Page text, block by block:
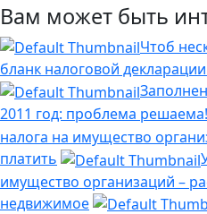
Вам может быть
Чтоб
бланк налоговой
2011 год: проблема решаема!
налога на имущество
платить
имущество организаций –
недвижимое